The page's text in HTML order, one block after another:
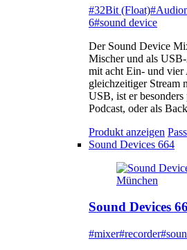
#32Bit (Float)
6#sound device
Der Sound Device
Mischer und als
mit acht Ein- und vier
gleichzeitiger Stream
USB, ist er
Podcast, oder als
Produkt anzeigen
Sound Devices 664
Sound Devices
#mixer#recorder